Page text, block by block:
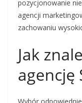
pozycjonowanie
agencji
zachowaniu
Jak
agencję